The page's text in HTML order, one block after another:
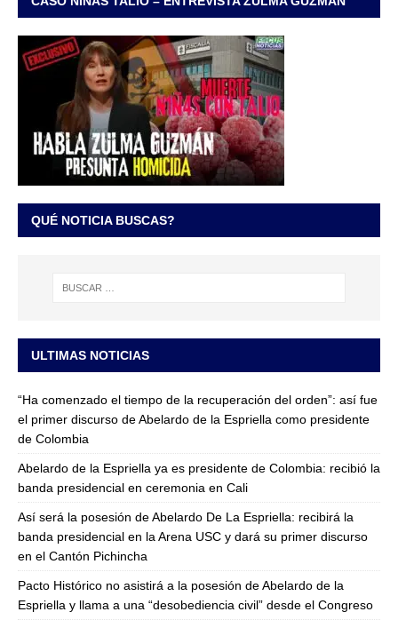
QUÉ NOTICIA BUSCAS?
ULTIMAS NOTICIAS
“Ha comenzado el tiempo de la recuperación del orden”: así fue
el primer discurso de Abelardo de la Espriella como presidente
de Colombia
Abelardo de la Espriella ya es presidente de Colombia: recibió la
banda presidencial en ceremonia en Cali
Así será la posesión de Abelardo De La Espriella: recibirá la
banda presidencial en la Arena USC y dará su primer discurso
en el Cantón Pichincha
Pacto Histórico no asistirá a la posesión de Abelardo de la
Espriella y llama a una “desobediencia civil” desde el Congreso